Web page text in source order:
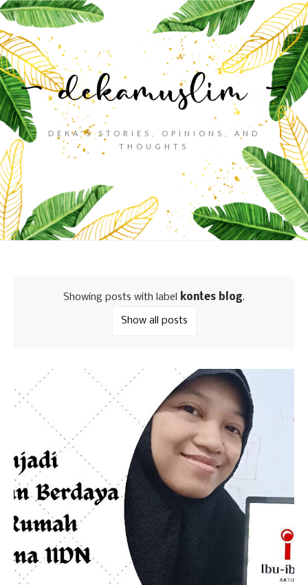
DEKA'S STORIES, OPINIONS, AND
THOUGHTS
Showing posts with label kontes blog.
Show all posts